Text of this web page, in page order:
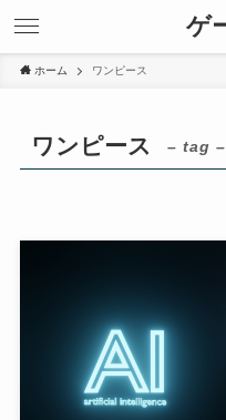
ゲ
ホーム ワンピース
ワンピース – tag –